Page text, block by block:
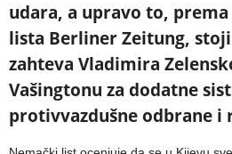
udara, a upravo to,
lista Berliner Zeitung,
zahteva Vladimira
Vašingtonu za dodatne
protivvazdušne odbrane i